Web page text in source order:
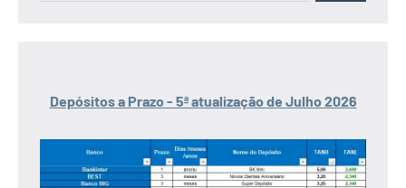
Depósitos a Prazo - 5ª atualização de Julho 2026